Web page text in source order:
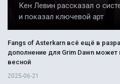
Кен Левин рассказал о
и показал ключевой арт
Fangs of Asterkarn всё ещё в
дополнение для Grim Dawn
весной
2025-06-21